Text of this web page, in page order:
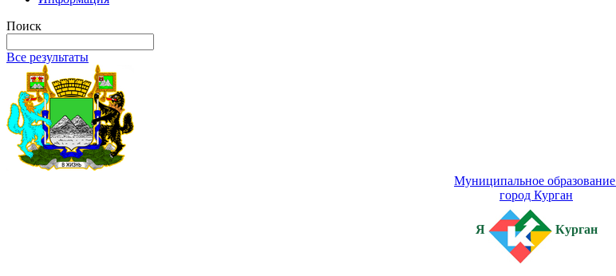
Поиск
Все результаты
Муниципальное образование
город Курган
Я Курган